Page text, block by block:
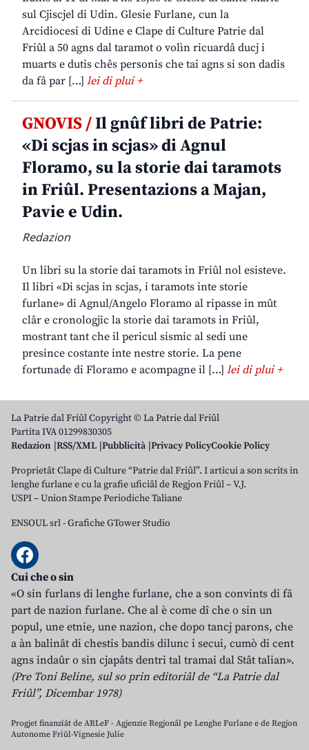
sul Cjiscjel di Udin. Glesie Furlane, cun la
Arcidiocesi di Udine e Clape di Culture Patrie dal
Friûl a 50 agns dal taramot o volìn ricuardâ ducj i
muarts e dutis chês personis che tai agns si son dadis
da fâ par […] lei di plui +
GNOVIS /Il gnûf libri de Patrie:
«Di scjas in scjas» di Agnul
Floramo, su la storie dai taramots
in Friûl. Presentazions a Majan,
Pavie e Udin.
Redazion
Un libri su la storie dai taramots in Friûl nol esisteve.
Il libri «Di scjas in scjas, i taramots inte storie
furlane» di Agnul/Angelo Floramo al ripasse in mût
clâr e cronologjic la storie dai taramots in Friûl,
mostrant tant che il pericul sismic al sedi une
presince costante inte nestre storie. La pene
fortunade di Floramo e acompagne il […] lei di plui +
La Patrie dal Friûl Copyright © La Patrie dal Friûl
Partita IVA 01299830305
Redazion RSS/XML Pubblicità Privacy PolicyCookie Policy
Proprietât Clape di Culture “Patrie dal Friûl”. I articui a son scrits in
lenghe furlane e cu la grafie uficiâl de Regjon Friûl – V.J.
USPI – Union Stampe Periodiche Taliane
ENSOUL srl-Grafiche GTower Studio
Cui che o sin
«O sin furlans di lenghe furlane, che a son convints di fâ
part de nazion furlane. Che al è come dî che o sin un
popul, une etnie, une nazion, che dopo tancj parons, che
a àn balinât di chestis bandis dilunc i secui, cumò di cent
agns indaûr o sin cjapâts dentri tal tramai dal Stât talian».
(Pre Toni Beline, sul so prin editoriâl de “La Patrie dal
Friûl”, Dicembar 1978)
Progjet finanziât de ARLeF - Agjenzie Regjonâl pe Lenghe Furlane e de Regjon
Autonome Friûl-Vignesie Julie